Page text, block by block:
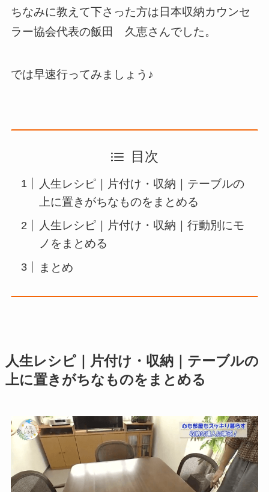
ちなみに教えて下さった方は日本収納カウンセ
ラー協会代表の飯田 久恵さんでした。
では早速行ってみましょう♪
目次
人生レシピ｜片付け・収納｜テーブルの
上に置きがちなものをまとめる
人生レシピ｜片付け・収納｜行動別にモ
ノをまとめる
まとめ
人生レシピ｜片付け・収納｜テーブルの
上に置きがちなものをまとめる